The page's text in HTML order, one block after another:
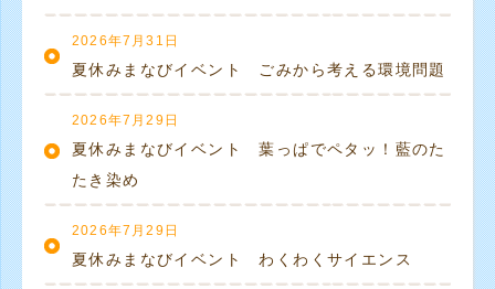
2026年7月31日
夏休みまなびイベント ごみから考える環境問題
2026年7月29日
夏休みまなびイベント 葉っぱでペタッ！藍のた
たき染め
2026年7月29日
夏休みまなびイベント わくわくサイエンス